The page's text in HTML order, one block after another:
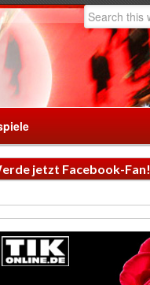
jetzt Facebook-Fan!